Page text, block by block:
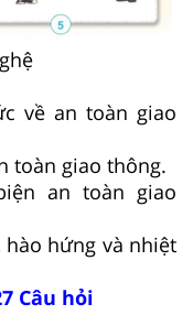
về an toàn giao
toàn giao thông.
an toàn giao
hào hứng và nhiệt
Câu hỏi